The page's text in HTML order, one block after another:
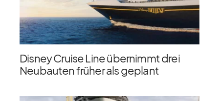
Disney Cruise Line übernimmt drei
Neubauten früher als geplant